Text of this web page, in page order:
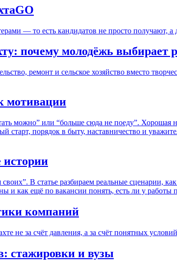
— то есть кандидатов не просто получают,
почему молодёжь выбирает
ремонт и сельское хозяйство вместо
мотивации
можно” или “больше сюда не поеду”.
порядок в быту, наставничество и
истории
В статье разбираем реальные сценарии,
и как ещё по вакансии понять, есть ли у работы
компаний
не за счёт давления, а за счёт понятных
стажировки и вузы